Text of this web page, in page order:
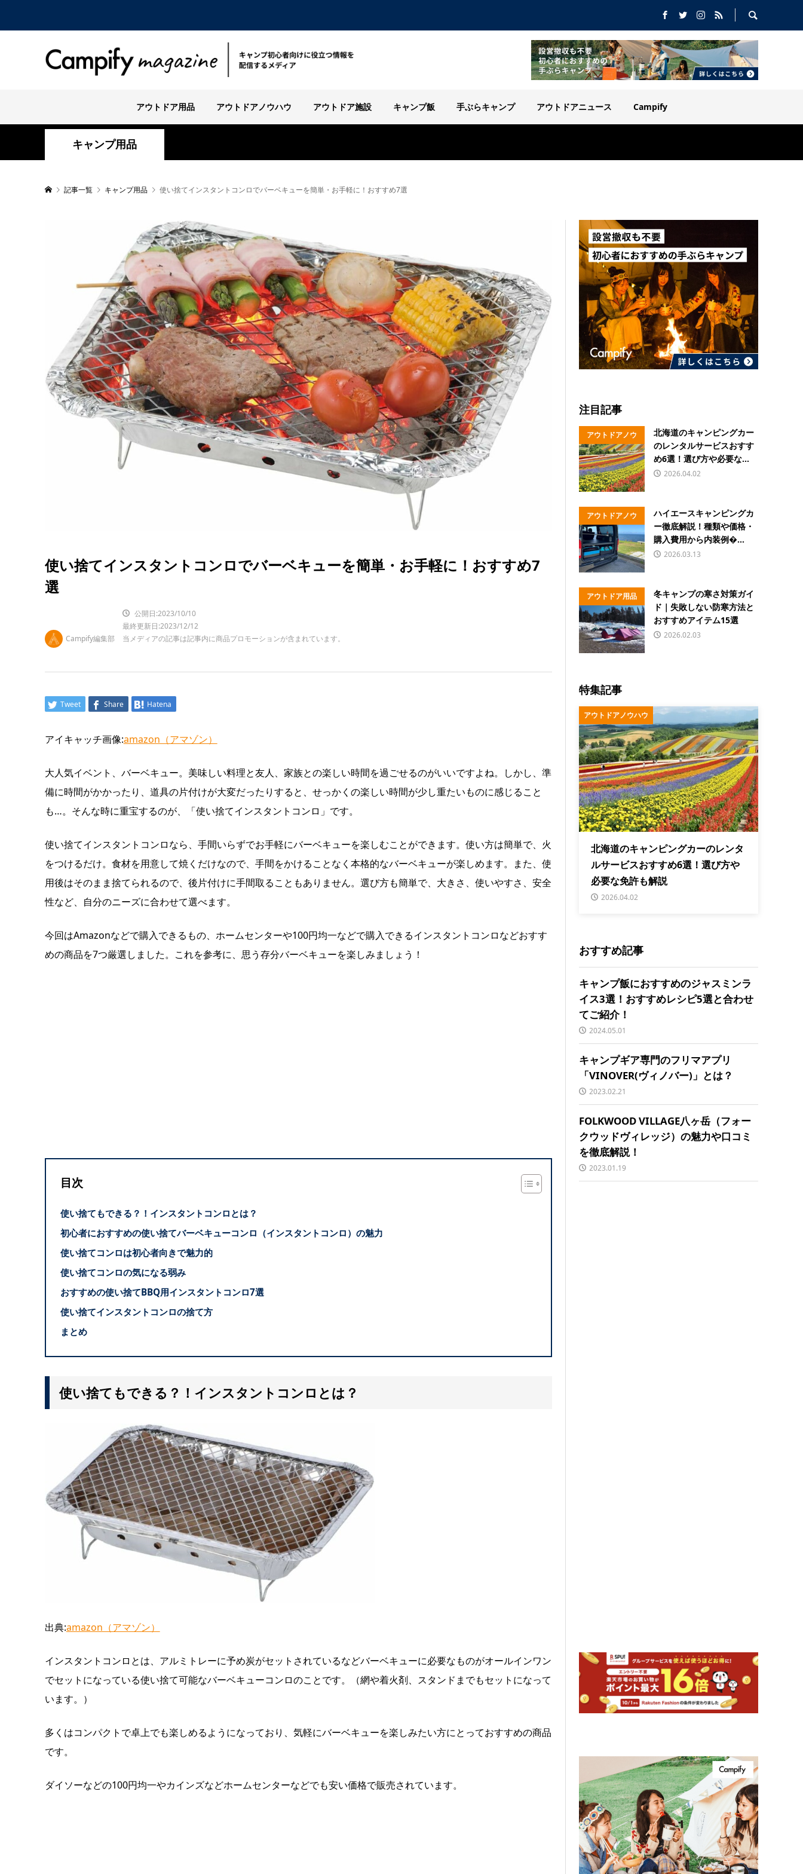
アウトドア用品 アウトドアノウハウ アウトドア施設 キャンプ飯 手ぶらキャンプ アウトドアニュース Campify
キャンプ用品
記事一覧 キャンプ用品 使い捨てインスタントコンロでバーベキューを簡単・お手軽に！おすすめ7選
使い捨てインスタントコンロでバーベキューを簡単・お手軽に！おすすめ7
選
Campify編集部
公開日:2023/10/10
最終更新日:2023/12/12
当メディアの記事は記事内に商品プロモーションが含まれています。
Tweet Share Hatena
アイキャッチ画像:amazon（アマゾン）
大人気イベント、バーベキュー。美味しい料理と友人、家族との楽しい時間を過ごせるのがいいですよね。しかし、準
備に時間がかかったり、道具の片付けが大変だったりすると、せっかくの楽しい時間が少し重たいものに感じること
も…。そんな時に重宝するのが、「使い捨てインスタントコンロ」です。
使い捨てインスタントコンロなら、手間いらずでお手軽にバーベキューを楽しむことができます。使い方は簡単で、火
をつけるだけ。食材を用意して焼くだけなので、手間をかけることなく本格的なバーベキューが楽しめます。また、使
用後はそのまま捨てられるので、後片付けに手間取ることもありません。選び方も簡単で、大きさ、使いやすさ、安全
性など、自分のニーズに合わせて選べます。
今回はAmazonなどで購入できるもの、ホームセンターや100円均一などで購入できるインスタントコンロなどおすす
めの商品を7つ厳選しました。これを参考に、思う存分バーベキューを楽しみましょう！
目次
使い捨てもできる？！インスタントコンロとは？
初心者におすすめの使い捨てバーベキューコンロ（インスタントコンロ）の魅力
使い捨てコンロは初心者向きで魅力的
使い捨てコンロの気になる弱み
おすすめの使い捨てBBQ用インスタントコンロ7選
使い捨てインスタントコンロの捨て方
まとめ
使い捨てもできる？！インスタントコンロとは？
出典:amazon（アマゾン）
インスタントコンロとは、アルミトレーに予め炭がセットされているなどバーベキューに必要なものがオールインワン
でセットになっている使い捨て可能なバーベキューコンロのことです。（網や着火剤、スタンドまでもセットになって
います。）
多くはコンパクトで卓上でも楽しめるようになっており、気軽にバーベキューを楽しみたい方にとっておすすめの商品
です。
ダイソーなどの100円均一やカインズなどホームセンターなどでも安い価格で販売されています。
注目記事
アウトドアノウ
ハウ
北海道のキャンピングカー
のレンタルサービスおすす
め6選！選び方や必要な...
2026.04.02
アウトドアノウ
ハウ
ハイエースキャンピングカ
ー徹底解説！種類や価格・
購入費用から内装例�...
2026.03.13
アウトドア用品
冬キャンプの寒さ対策ガイ
ド｜失敗しない防寒方法と
おすすめアイテム15選
2026.02.03
特集記事
アウトドアノウハウ
北海道のキャンピングカーのレンタ
ルサービスおすすめ6選！選び方や
必要な免許も解説
2026.04.02
おすすめ記事
キャンプ飯におすすめのジャスミンラ
イス3選！おすすめレシピ5選と合わせ
てご紹介！
2024.05.01
キャンプギア専門のフリマアプリ
「VINOVER(ヴィノバー)」とは？
2023.02.21
FOLKWOOD VILLAGE八ヶ岳（フォー
クウッドヴィレッジ）の魅力や口コミ
を徹底解説！
2023.01.19